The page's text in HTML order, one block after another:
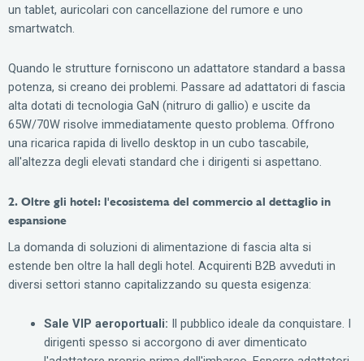
un tablet, auricolari con cancellazione del rumore e uno
smartwatch.
Quando le strutture forniscono un adattatore standard a bassa
potenza, si creano dei problemi. Passare ad adattatori di fascia
alta dotati di tecnologia GaN (nitruro di gallio) e uscite da
65W/70W risolve immediatamente questo problema. Offrono
una ricarica rapida di livello desktop in un cubo tascabile,
all'altezza degli elevati standard che i dirigenti si aspettano.
2. Oltre gli hotel: l'ecosistema del commercio al dettaglio in
espansione
La domanda di soluzioni di alimentazione di fascia alta si
estende ben oltre la hall degli hotel. Acquirenti B2B avveduti in
diversi settori stanno capitalizzando su questa esigenza:
Sale VIP aeroportuali: Il pubblico ideale da conquistare. I
dirigenti spesso si accorgono di aver dimenticato